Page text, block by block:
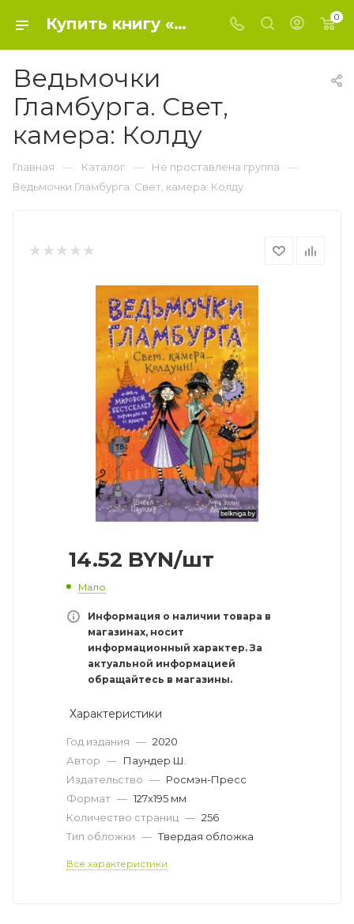
Купить книгу «Ведьмочки Гламбурга. Свет, камера: Колду» 2020, Паундер Ш. - Не проставлена группа 0
Ведьмочки
Гламбурга. Свет,
камера: Колду
Главная — Каталог — Не проставлена группа —
Ведьмочки Гламбурга. Свет, камера: Колду
14.52 BYN/шт
Мало
Информация о наличии товара в
магазинах, носит
информационный характер. За
актуальной информацией
обращайтесь в магазины.
Характеристики
Год издания — 2020
Автор — Паундер Ш.
Издательство — Росмэн-Пресс
Формат — 127x195 мм
Количество страниц — 256
Тип обложки — Твердая обложка
Все характеристики